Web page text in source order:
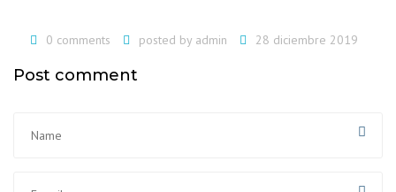
0 comments posted by admin 28 diciembre 2019
Post comment